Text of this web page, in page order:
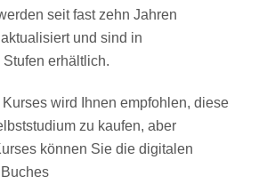
seit fast zehn Jahren
und sind in
erhältlich.
wird Ihnen empfohlen, diese
zu kaufen, aber
können Sie die digitalen